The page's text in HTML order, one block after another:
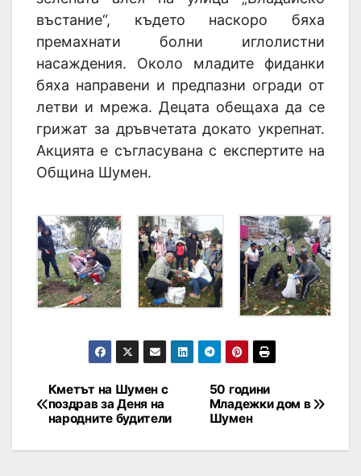
въстание“, където наскоро бяха
премахнати болни иглолистни
насаждения. Около младите фиданки
бяха направени и предпазни огради от
летви и мрежа. Децата обещаха да се
грижат за дръвчетата докато укрепнат.
Акцията е съгласувана с експертите на
Община Шумен.
50 години
Младежки дом в
Шумен
Кметът на Шумен с
поздрав за Деня на
народните будители